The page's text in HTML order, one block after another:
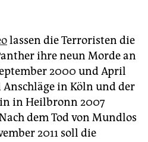
lassen die Terroristen die
ihre neun Morde an
2000 und April
in Köln und der
in Heilbronn 2007
dem Tod von Mundlos
2011 soll die